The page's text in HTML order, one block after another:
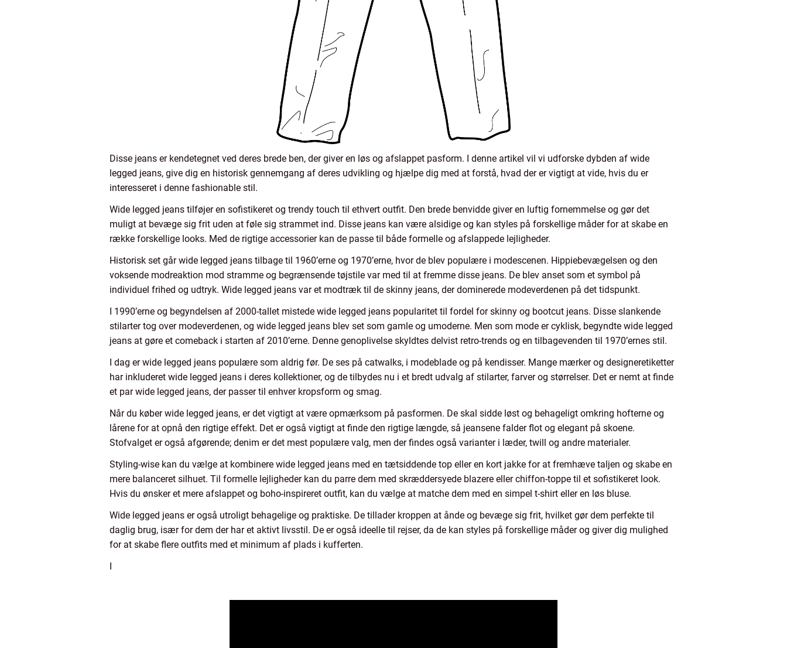
Disse jeans er kendetegnet ved deres brede ben, der giver en løs og afslappet pasform. I denne artikel vil vi udforske dybden af wide
legged jeans, give dig en historisk gennemgang af deres udvikling og hjælpe dig med at forstå, hvad der er vigtigt at vide, hvis du er
interesseret i denne fashionable stil.
Wide legged jeans tilføjer en sofistikeret og trendy touch til ethvert outfit. Den brede benvidde giver en luftig fornemmelse og gør det
muligt at bevæge sig frit uden at føle sig strammet ind. Disse jeans kan være alsidige og kan styles på forskellige måder for at skabe en
række forskellige looks. Med de rigtige accessorier kan de passe til både formelle og afslappede lejligheder.
Historisk set går wide legged jeans tilbage til 1960’erne og 1970’erne, hvor de blev populære i modescenen. Hippiebevægelsen og den
voksende modreaktion mod stramme og begrænsende tøjstile var med til at fremme disse jeans. De blev anset som et symbol på
individuel frihed og udtryk. Wide legged jeans var et modtræk til de skinny jeans, der dominerede modeverdenen på det tidspunkt.
I 1990’erne og begyndelsen af 2000-tallet mistede wide legged jeans popularitet til fordel for skinny og bootcut jeans. Disse slankende
stilarter tog over modeverdenen, og wide legged jeans blev set som gamle og umoderne. Men som mode er cyklisk, begyndte wide legged
jeans at gøre et comeback i starten af 2010’erne. Denne genoplivelse skyldtes delvist retro-trends og en tilbagevenden til 1970’ernes stil.
I dag er wide legged jeans populære som aldrig før. De ses på catwalks, i modeblade og på kendisser. Mange mærker og designeretiketter
har inkluderet wide legged jeans i deres kollektioner, og de tilbydes nu i et bredt udvalg af stilarter, farver og størrelser. Det er nemt at finde
et par wide legged jeans, der passer til enhver kropsform og smag.
Når du køber wide legged jeans, er det vigtigt at være opmærksom på pasformen. De skal sidde løst og behageligt omkring hofterne og
lårene for at opnå den rigtige effekt. Det er også vigtigt at finde den rigtige længde, så jeansene falder flot og elegant på skoene.
Stofvalget er også afgørende; denim er det mest populære valg, men der findes også varianter i læder, twill og andre materialer.
Styling-wise kan du vælge at kombinere wide legged jeans med en tætsiddende top eller en kort jakke for at fremhæve taljen og skabe en
mere balanceret silhuet. Til formelle lejligheder kan du parre dem med skræddersyede blazere eller chiffon-toppe til et sofistikeret look.
Hvis du ønsker et mere afslappet og boho-inspireret outfit, kan du vælge at matche dem med en simpel t-shirt eller en løs bluse.
Wide legged jeans er også utroligt behagelige og praktiske. De tillader kroppen at ånde og bevæge sig frit, hvilket gør dem perfekte til
daglig brug, især for dem der har et aktivt livsstil. De er også ideelle til rejser, da de kan styles på forskellige måder og giver dig mulighed
for at skabe flere outfits med et minimum af plads i kufferten.
I